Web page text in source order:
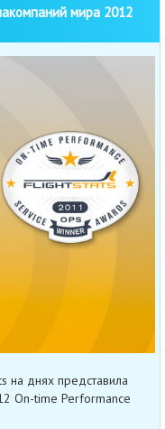
мира 2012
на днях представила
On-time Performance